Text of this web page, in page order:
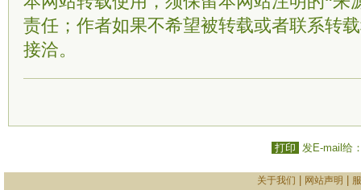
责任；作者如果不希望被转载或者联系转
接洽。
打印 发E-mail给
关于我们 网站声明